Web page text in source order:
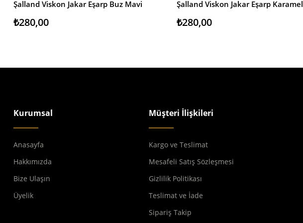
SEPETE EKLE
Şalland Viskon Jakar Eşarp Buz Mavi
₺280,00
SEPETE EKLE
Şalland Viskon Jakar Eşarp Karamel
₺280,00
Kurumsal
Anasayfa
Hakkımızda
Bize Ulaşın
Üyelik
Müşteri İlişkileri
Kargo ve Teslimat
Mesafeli Satış Sözleşmesi
Gizlilik Politikası
Teslimat ve İade
Sipariş Takip